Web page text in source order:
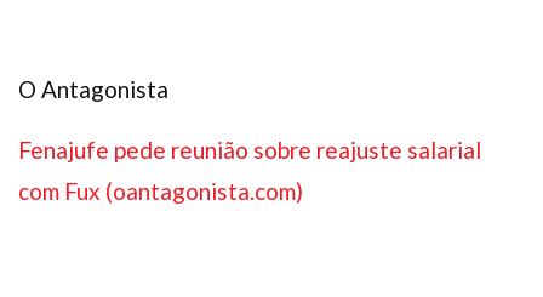
O Antagonista
Fenajufe pede reunião sobre reajuste salarial
com Fux (oantagonista.com)